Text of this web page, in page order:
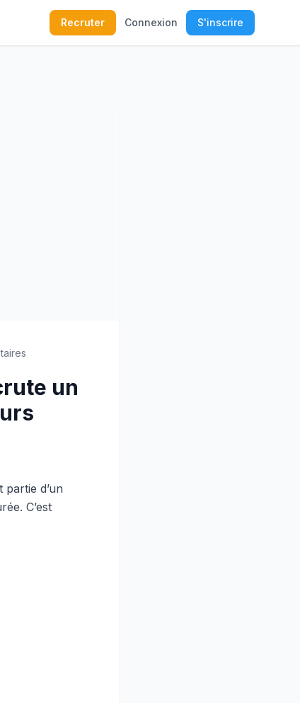
Recruter Connexion S'inscrire
un
d’un
C’est